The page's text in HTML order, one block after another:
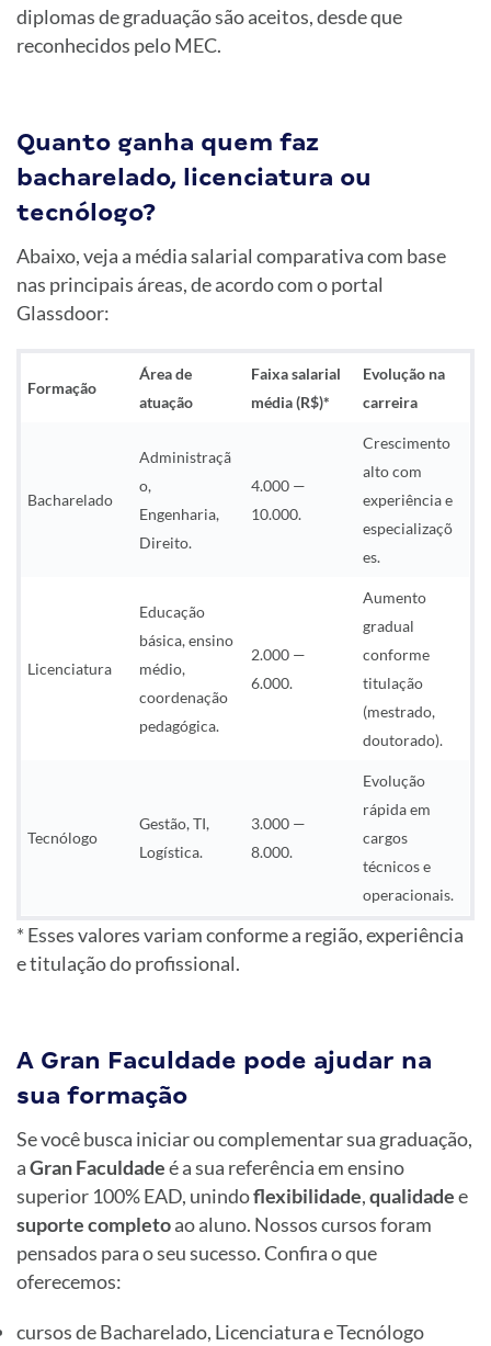
diplomas de graduação são aceitos, desde que
reconhecidos pelo MEC.
Quanto ganha quem faz
bacharelado, licenciatura ou
tecnólogo?
Abaixo, veja a média salarial comparativa com base
nas principais áreas, de acordo com o portal
Glassdoor:
Formação
Área de
atuação
Faixa salarial
média (R$)*
Evolução na
carreira
Bacharelado
Administraçã
o,
Engenharia,
Direito.
4.000 —
10.000.
Crescimento
alto com
experiência e
especializaçõ
es.
Licenciatura
Educação
básica, ensino
médio,
coordenação
pedagógica.
2.000 —
6.000.
Aumento
gradual
conforme
titulação
(mestrado,
doutorado).
Tecnólogo
Gestão, TI,
Logística.
3.000 —
8.000.
Evolução
rápida em
cargos
técnicos e
operacionais.
* Esses valores variam conforme a região, experiência
e titulação do profissional.
A Gran Faculdade pode ajudar na
sua formação
Se você busca iniciar ou complementar sua graduação,
aGran Faculdadeé a sua referência em ensino
superior 100% EAD, unindoflexibilidade,qualidadee
suporte completoao aluno. Nossos cursos foram
pensados para o seu sucesso. Confira o que
oferecemos:
cursos de Bacharelado, Licenciatura e Tecnólogo